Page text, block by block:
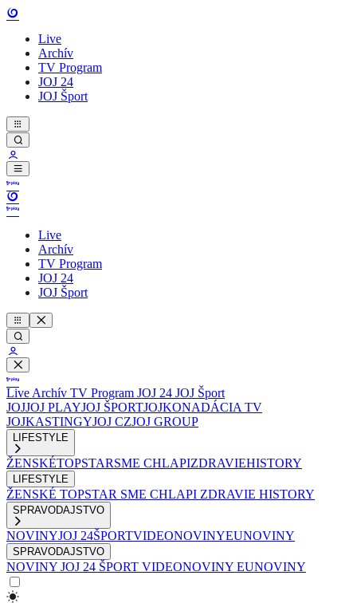
Live
Archív
TV Program
JOJ 24
JOJ Šport
Live
Archív
TV Program
JOJ 24
JOJ Šport
Live Archív TV Program JOJ 24 JOJ Šport
JOJJOJ PLAYJOJ ŠPORTJOJKONADÁCIA TV
JOJKASTINGYJOJ CZJOJ GROUP
LIFESTYLE
ŽENSKÉTOPSTARSME CHLAPIZDRAVIEHISTORY
LIFESTYLE
ŽENSKÉ TOPSTAR SME CHLAPI ZDRAVIE HISTORY
SPRAVODAJSTVO
NOVINYJOJ 24ŠPORTVIDEONOVINYEUNOVINY
SPRAVODAJSTVO
NOVINY JOJ 24 ŠPORT VIDEONOVINY EUNOVINY